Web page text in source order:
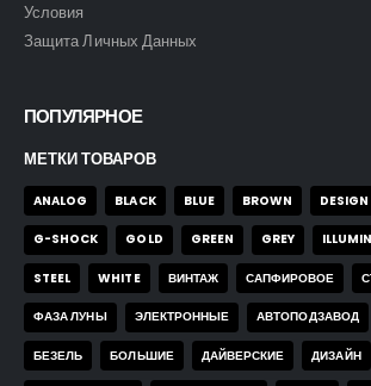
Условия
Защита Личных Данных
ПОПУЛЯРНОЕ
МЕТКИ ТОВАРОВ
ANALOG BLACK BLUE BROWN DESIGN
G-SHOCK GOLD GREEN GREY
STEEL WHITE ВИНТАЖ САПФИРОВОЕ
ФАЗА ЛУНЫ ЭЛЕКТРОННЫЕ АВТОПОДЗАВОД
БЕЗЕЛЬ БОЛЬШИЕ ДАЙВЕРСКИЕ ДИЗАЙН